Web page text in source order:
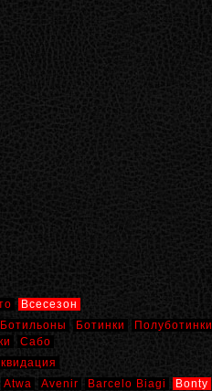
Всесезон
Ботильоны Ботинки Полуботинки
Сабо
Atwa Avenir Barcelo Biagi Bonty